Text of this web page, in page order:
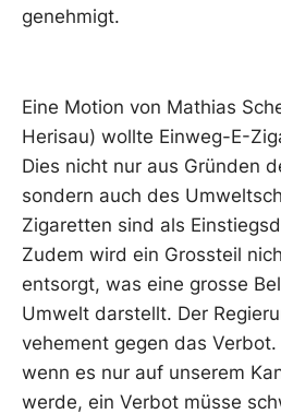
genehmigt.
Eine Motion von Mathias
Herisau) wollte Einweg-E-
Dies nicht nur aus Gründen
sondern auch des
Zigaretten sind als
Zudem wird ein Grossteil
entsorgt, was eine grosse
Umwelt darstellt. Der
vehement gegen das
wenn es nur auf unserem
werde, ein Verbot müsse